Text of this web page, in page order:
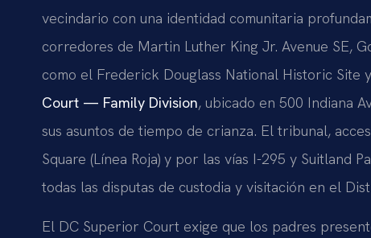
vecindario con una identidad comunitaria
corredores de Martin Luther King Jr. Avenue SE,
como el Frederick Douglass National Historic Site
Court — Family Division, ubicado en 500 Indiana
sus asuntos de tiempo de crianza. El tribunal,
Square (Línea Roja) y por las vías I-295 y Suitland
todas las disputas de custodia y visitación en el
El DC Superior Court exige que los padres